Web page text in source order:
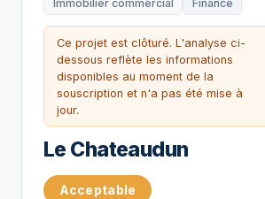
Immobilier commercial
Financé
Ce projet est clôturé. L'analyse ci-
dessous reflète les informations
disponibles au moment de la
souscription et n'a pas été mise à
jour.
Le Chateaudun
Acceptable